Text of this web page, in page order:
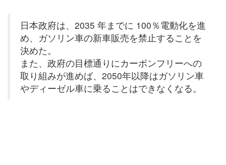
日本政府は、2035 年までに 100％電動化を進
め、ガソリン車の新車販売を禁止することを
決めた。
また、政府の目標通りにカーボンフリーへの
取り組みが進めば、2050年以降はガソリン車
やディーゼル車に乗ることはできなくなる。